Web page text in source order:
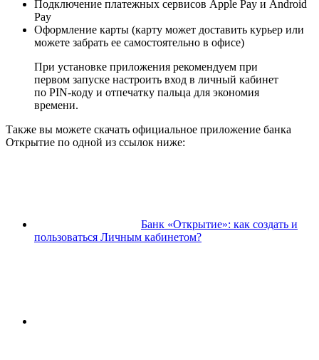
Подключение платежных сервисов Apple Pay и Android
Pay
Оформление карты (карту может доставить курьер или
можете забрать ее самостоятельно в офисе)
При установке приложения рекомендуем при
первом запуске настроить вход в личный кабинет
по PIN-коду и отпечатку пальца для экономия
времени.
Также вы можете скачать официальное приложение банка
Открытие по одной из ссылок ниже:
Банк «Открытие»: как создать и
пользоваться Личным кабинетом?